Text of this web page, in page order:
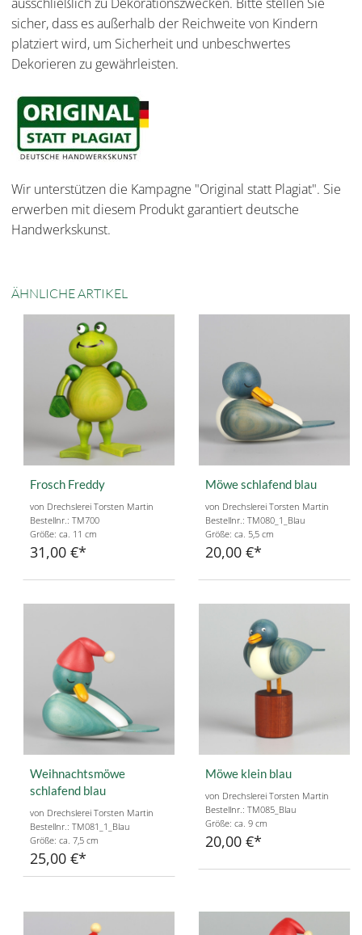
sicher, dass es außerhalb der Reichweite von Kindern
platziert wird, um Sicherheit und unbeschwertes
Dekorieren zu gewährleisten.
Wir unterstützen die Kampagne "Original statt Plagiat". Sie
erwerben mit diesem Produkt garantiert deutsche
Handwerkskunst.
ÄHNLICHE ARTIKEL
Frosch Freddy
von Drechslerei Torsten Martin
Bestellnr.: TM700
Größe: ca. 11 cm
31,00 €
Möwe schlafend blau
von Drechslerei Torsten Martin
Bestellnr.: TM080_1_Blau
Größe: ca. 5,5 cm
20,00 €
Weihnachtsmöwe
schlafend blau
von Drechslerei Torsten Martin
Bestellnr.: TM081_1_Blau
Größe: ca. 7,5 cm
25,00 €
Möwe klein blau
von Drechslerei Torsten Martin
Bestellnr.: TM085_Blau
Größe: ca. 9 cm
20,00 €